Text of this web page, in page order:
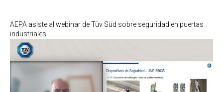
AEPA asiste al webinar de Tüv Süd sobre seguridad en puertas
industriales